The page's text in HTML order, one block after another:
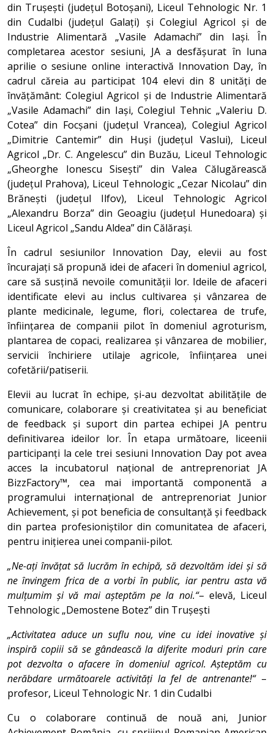
din Trușești (județul Botoșani), Liceul Tehnologic Nr. 1
din Cudalbi (județul Galați) și Colegiul Agricol și de
Industrie Alimentară „Vasile Adamachi” din Iași. În
completarea acestor sesiuni, JA a desfășurat în luna
aprilie o sesiune online interactivă Innovation Day, în
cadrul căreia au participat 104 elevi din 8 unități de
învățământ: Colegiul Agricol și de Industrie Alimentară
„Vasile Adamachi” din Iași, Colegiul Tehnic „Valeriu D.
Cotea” din Focșani (județul Vrancea), Colegiul Agricol
„Dimitrie Cantemir” din Huși (județul Vaslui), Liceul
Agricol „Dr. C. Angelescu” din Buzău, Liceul Tehnologic
„Gheorghe Ionescu Sisești” din Valea Călugărească
(județul Prahova), Liceul Tehnologic „Cezar Nicolau” din
Brănești (județul Ilfov), Liceul Tehnologic Agricol
„Alexandru Borza” din Geoagiu (județul Hunedoara) și
Liceul Agricol „Sandu Aldea” din Călărași.
În cadrul sesiunilor Innovation Day, elevii au fost
încurajați să propună idei de afaceri în domeniul agricol,
care să susțină nevoile comunității lor. Ideile de afaceri
identificate elevi au inclus cultivarea și vânzarea de
plante medicinale, legume, flori, colectarea de trufe,
înființarea de companii pilot în domeniul agroturism,
plantarea de copaci, realizarea și vânzarea de mobilier,
servicii închiriere utilaje agricole, înființarea unei
cofetării/patiserii.
Elevii au lucrat în echipe, și-au dezvoltat abilitățile de
comunicare, colaborare și creativitatea și au beneficiat
de feedback și suport din partea echipei JA pentru
definitivarea ideilor lor. În etapa următoare, liceenii
participanți la cele trei sesiuni Innovation Day pot avea
acces la incubatorul național de antreprenoriat JA
BizzFactory™, cea mai importantă componentă a
programului internațional de antreprenoriat Junior
Achievement, și pot beneficia de consultanță și feedback
din partea profesioniștilor din comunitatea de afaceri,
pentru inițierea unei companii-pilot.
„Ne-ați învățat să lucrăm în echipă, să dezvoltăm idei și să
ne învingem frica de a vorbi în public, iar pentru asta vă
mulțumim și vă mai așteptăm pe la noi.“– elevă, Liceul
Tehnologic „Demostene Botez” din Trușești
„Activitatea aduce un suflu nou, vine cu idei inovative și
inspiră copiii să se gândească la diferite moduri prin care
pot dezvolta o afacere în domeniul agricol. Așteptăm cu
nerăbdare următoarele activități la fel de antrenante!“–
profesor, Liceul Tehnologic Nr. 1 din Cudalbi
Cu o colaborare continuă de nouă ani, Junior